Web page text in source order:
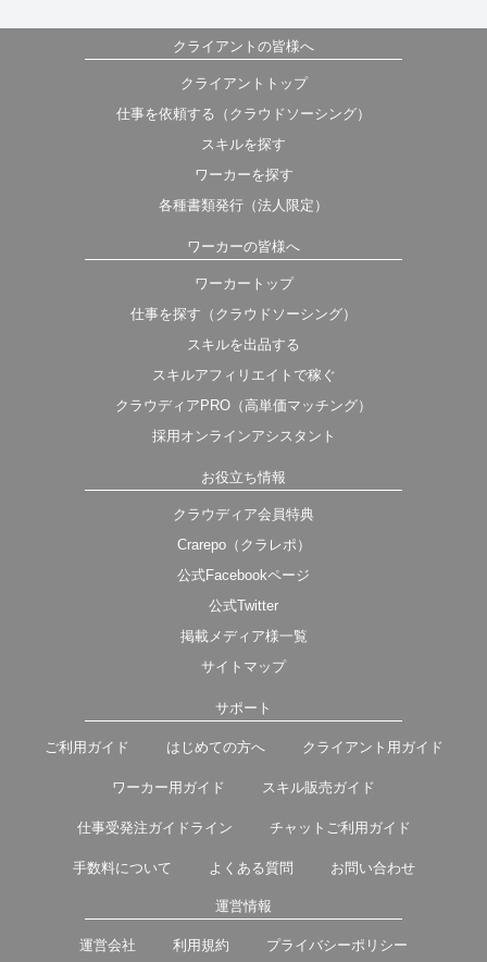
クライアントの皆様へ
クライアントトップ
仕事を依頼する（クラウドソーシング）
スキルを探す
ワーカーを探す
各種書類発行（法人限定）
ワーカーの皆様へ
ワーカートップ
仕事を探す（クラウドソーシング）
スキルを出品する
スキルアフィリエイトで稼ぐ
クラウディアPRO（高単価マッチング）
採用オンラインアシスタント
お役立ち情報
クラウディア会員特典
Crarepo（クラレポ）
公式Facebookページ
公式Twitter
掲載メディア様一覧
サイトマップ
サポート
ご利用ガイド はじめての方へ クライアント用ガイド
ワーカー用ガイド スキル販売ガイド
仕事受発注ガイドライン チャットご利用ガイド
手数料について よくある質問 お問い合わせ
運営情報
運営会社 利用規約 プライバシーポリシー